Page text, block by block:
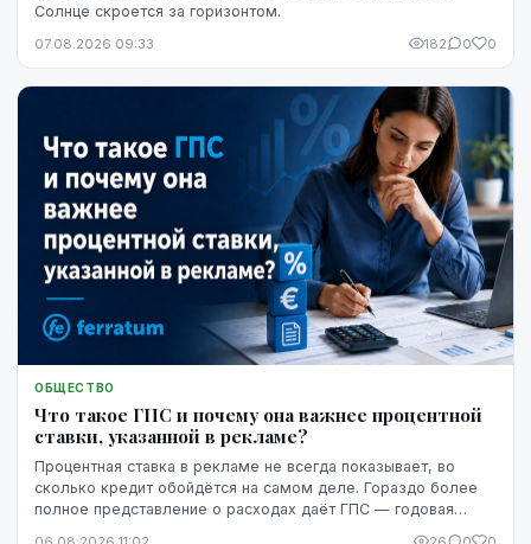
Солнце скроется за горизонтом.
07.08.2026 09:33 182 0 0
ОБЩЕСТВО
Что такое ГПС и почему она важнее процентной
ставки, указанной в рекламе?
Процентная ставка в рекламе не всегда показывает, во
сколько кредит обойдётся на самом деле. Гораздо более
полное представление о расходах даёт ГПС — годовая